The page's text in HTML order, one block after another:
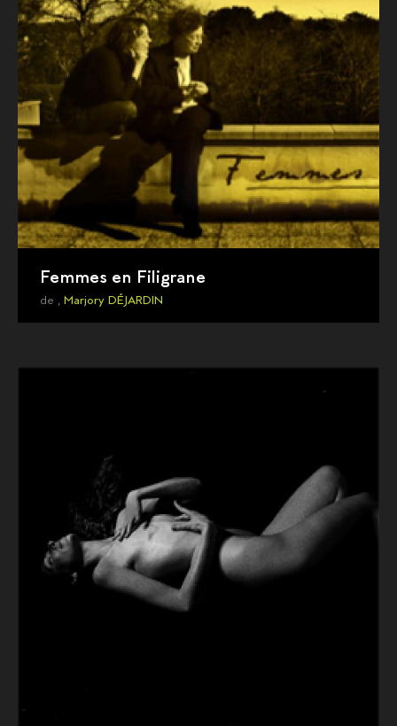
Femmes en Filigrane
de , Marjory DÉJARDIN